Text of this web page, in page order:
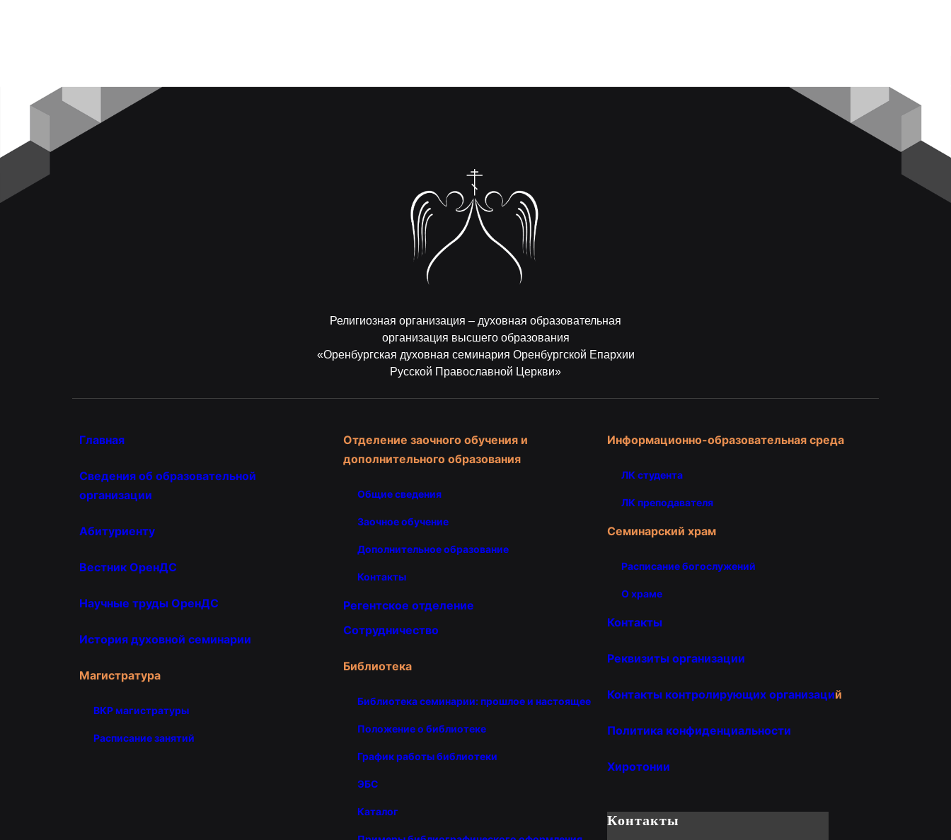
Религиозная организация – духовная образовательная
организация высшего образования
«Оренбургская духовная семинария Оренбургской Епархии
Русской Православной Церкви»
Главная
Сведения об образовательной
организации
Абитуриенту
Вестник ОренДС
Научные труды ОренДС
История духовной семинарии
Магистратура
ВКР магистратуры
Расписание занятий
Отделение заочного обучения и
дополнительного образования
Общие сведения
Заочное обучение
Дополнительное образование
Контакты
Регентское отделение
Сотрудничество
Библиотека
Библиотека семинарии: прошлое и настоящее
Положение о библиотеке
График работы библиотеки
ЭБС
Каталог
Информационно-образовательная среда
ЛК студента
ЛК преподавателя
Семинарский храм
Расписание богослужений
О храме
Контакты
Реквизиты организации
Контакты контролирующих организаций
Политика конфиденциальности
Хиротонии
Контакты